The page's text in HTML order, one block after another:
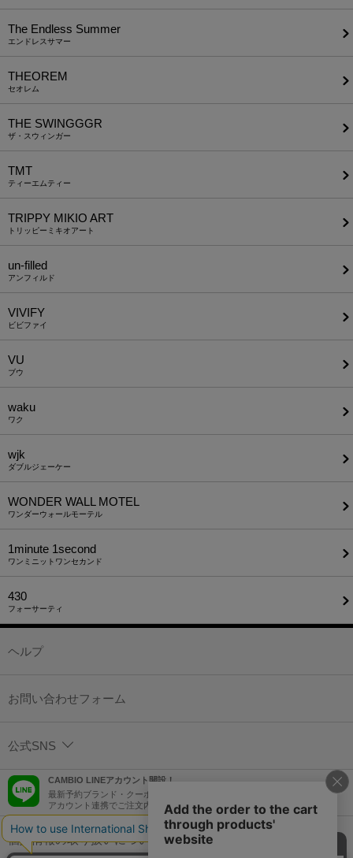
The Endless Summer
エンドレスサマー
THEOREM
セオレム
THE SWINGGGR
ザ・スウィンガー
TMT
ティーエムティー
TRIPPY MIKIO ART
トリッピーミキオアート
un-filled
アンフィルド
VIVIFY
ビビファイ
VU
ブウ
waku
ワク
wjk
ダブルジェーケー
WONDER WALL MOTEL
ワンダーウォールモーテル
1minute​ 1second
ワンミニットワンセカンド
430
フォーサーティ
ヘルプ
お問い合わせフォーム
公式SNS
CAMBIO LINEアカウント開設！
最新予約ブランド・クーポン情報などを配信！
アカウント連携でご注文内容をLINEでも確認可能！
個人情報の取り扱いについて